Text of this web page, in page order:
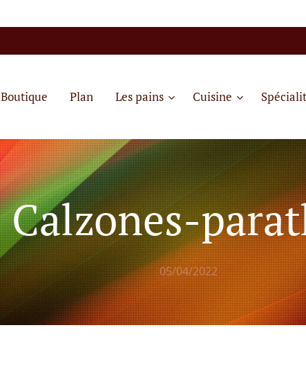
Boutique Plan Les pains Cuisine
Calzones-
05/04/2022